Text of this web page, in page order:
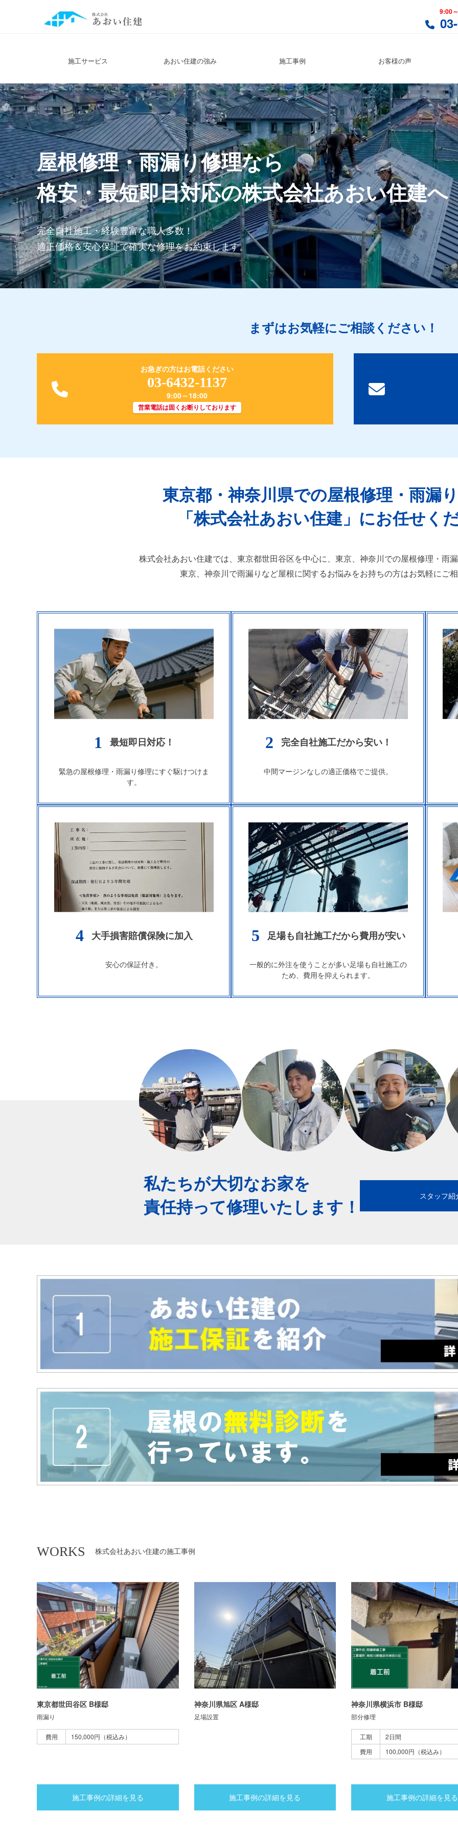
東京都世田谷区の屋根修理の専門店（東京・神奈川対応）
9:00
施工サービス あおい住建の強み 施工事例 お客様の声
屋根修理・雨漏り修理なら
格安・最短即日対応の株式会社あおい住建へ
完全自社施工・経験豊富な職人多数！
適正価格＆安心保証で確実な修理をお約束します。
まずはお気軽にご相談ください！
お急ぎの方はお電話ください
03-6432-1137
9:00～18:00
営業電話は固くお断りしております
東京都・神奈川県での屋根修理・雨漏
「株式会社あおい住建 」 にお任せく
株式会社あおい住建では、東京都世田谷区を中心に、 東京、神奈川での屋根修理・雨
東京、神奈川で雨漏りなど屋根に関するお悩みをお持ちの方はお気軽にご
1 最短即日対応！
緊急の屋根修理・雨漏り修理にすぐ駆けつけま
す。
2 完全自社施工だから安い！
中間マージンなしの適正価格でご提供。
4 大手損害賠償保険に加入
安心の保証付き。
5 足場も自社施工だから費用が安い
一般的に外注を使うことが多い足場も自社施工の
ため、費用を抑えられます。
私たちが大切なお家を
責任持って修理いたします！
スタッフ紹
WORKS 株式会社あおい住建の施工事例
東京都世田谷区 B様邸
雨漏り
費用 150,000円（税込み）
施工事例の詳細を見る
神奈川県旭区 A様邸
足場設置
施工事例の詳細を見る
神奈川県横浜市 B様邸
部分修理
工期
2日間
費用
100,000円（税込み）
施工事例の詳細を見る